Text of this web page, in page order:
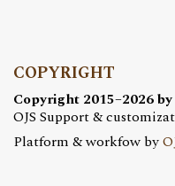
COPYRIGHT
Copyright 2015–2026 by
OJS Support &
Platform & workfow by